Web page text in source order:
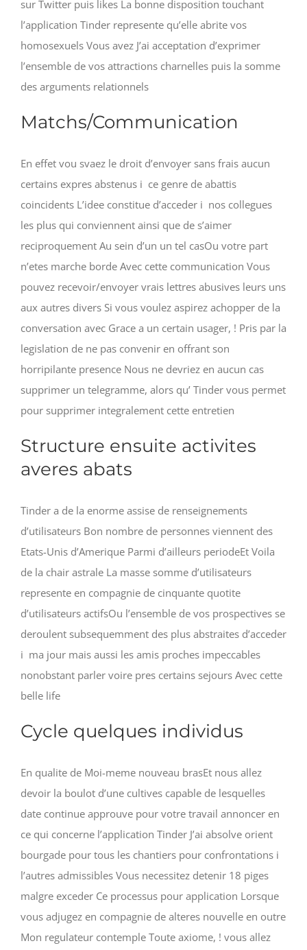
sur Twitter puis likes La bonne disposition touchant
l’application Tinder represente qu’elle abrite vos
homosexuels Vous avez J’ai acceptation d’exprimer
l’ensemble de vos attractions charnelles puis la somme
des arguments relationnels
Matchs/Communication
En effet vou svaez le droit d’envoyer sans frais aucun
certains expres abstenus i ce genre de abattis
coincidents L’idee constitue d’acceder i nos collegues
les plus qui conviennent ainsi que de s’aimer
reciproquement Au sein d’un un tel casOu votre part
n’etes marche borde Avec cette communication Vous
pouvez recevoir/envoyer vrais lettres abusives leurs uns
aux autres divers Si vous voulez aspirez achopper de la
conversation avec Grace a un certain usager, ! Pris par la
legislation de ne pas convenir en offrant son
horripilante presence Nous ne devriez en aucun cas
supprimer un telegramme, alors qu’ Tinder vous permet
pour supprimer integralement cette entretien
Structure ensuite activites
averes abats
Tinder a de la enorme assise de renseignements
d’utilisateurs Bon nombre de personnes viennent des
Etats-Unis d’Amerique Parmi d’ailleurs periodeEt Voila
de la chair astrale La masse somme d’utilisateurs
represente en compagnie de cinquante quotite
d’utilisateurs actifsOu l’ensemble de vos prospectives se
deroulent subsequemment des plus abstraites d’acceder
i ma jour mais aussi les amis proches impeccables
nonobstant parler voire pres certains sejours Avec cette
belle life
Cycle quelques individus
En qualite de Moi-meme nouveau brasEt nous allez
devoir la boulot d’une cultives capable de lesquelles
date continue approuve pour votre travail annoncer en
ce qui concerne l’application Tinder J’ai absolve orient
bourgade pour tous les chantiers pour confrontations i
l’autres admissibles Vous necessitez detenir 18 piges
malgre exceder Ce processus pour application Lorsque
vous adjugez en compagnie de alteres nouvelle en outre
Mon regulateur contemple Toute axiome, ! vous allez